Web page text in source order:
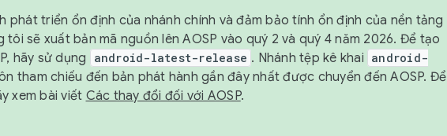
phát triển ổn định của nhánh chính và đảm bảo tính ổn định của nền tảng
tôi sẽ xuất bản mã nguồn lên AOSP vào quý 2 và quý 4 năm 2026. Để tạo
hãy sử dụng
android-latest-release . Nhánh tệp kê khai android-
tham chiếu đến bản phát hành gần đây nhất được chuyển đến AOSP. Để
xem bài viết Các thay đổi đối với AOSP.